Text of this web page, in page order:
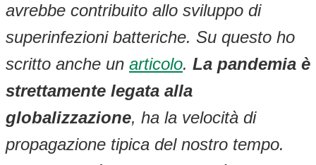
avrebbe contribuito allo sviluppo di
superinfezioni batteriche. Su questo ho
scritto anche un articolo. La pandemia è
strettamente legata alla
globalizzazione, ha la velocità di
propagazione tipica del nostro tempo.